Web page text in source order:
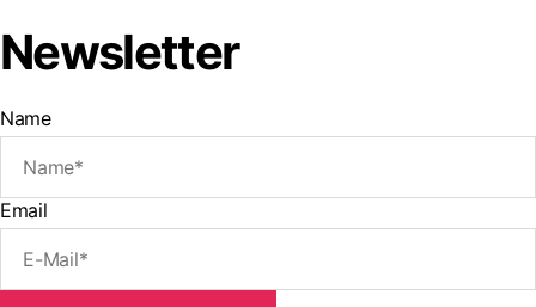
Newsletter
Name
Email